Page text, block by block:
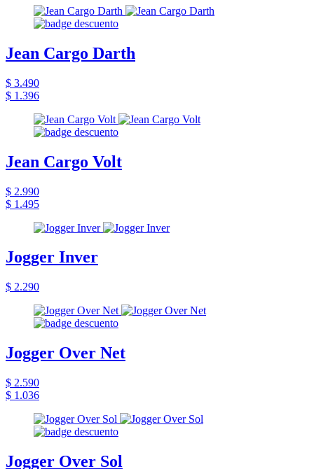
Jean Cargo Darth
$ 3.490
$ 1.396
Jean Cargo Volt
$ 2.990
$ 1.495
Jogger Inver
$ 2.290
Jogger Over Net
$ 2.590
$ 1.036
Jogger Over Sol